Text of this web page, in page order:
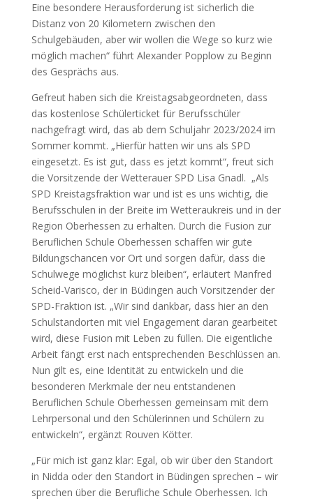
Eine besondere Herausforderung ist sicherlich die
Distanz von 20 Kilometern zwischen den
Schulgebäuden, aber wir wollen die Wege so kurz wie
möglich machen“ führt Alexander Popplow zu Beginn
des Gesprächs aus.
Gefreut haben sich die Kreistagsabgeordneten, dass
das kostenlose Schülerticket für Berufsschüler
nachgefragt wird, das ab dem Schuljahr 2023/2024 im
Sommer kommt. „Hierfür hatten wir uns als SPD
eingesetzt. Es ist gut, dass es jetzt kommt“, freut sich
die Vorsitzende der Wetterauer SPD Lisa Gnadl. „Als
SPD Kreistagsfraktion war und ist es uns wichtig, die
Berufsschulen in der Breite im Wetteraukreis und in der
Region Oberhessen zu erhalten. Durch die Fusion zur
Beruflichen Schule Oberhessen schaffen wir gute
Bildungschancen vor Ort und sorgen dafür, dass die
Schulwege möglichst kurz bleiben“, erläutert Manfred
Scheid-Varisco, der in Büdingen auch Vorsitzender der
SPD-Fraktion ist. „Wir sind dankbar, dass hier an den
Schulstandorten mit viel Engagement daran gearbeitet
wird, diese Fusion mit Leben zu füllen. Die eigentliche
Arbeit fängt erst nach entsprechenden Beschlüssen an.
Nun gilt es, eine Identität zu entwickeln und die
besonderen Merkmale der neu entstandenen
Beruflichen Schule Oberhessen gemeinsam mit dem
Lehrpersonal und den Schülerinnen und Schülern zu
entwickeln“, ergänzt Rouven Kötter.
„Für mich ist ganz klar: Egal, ob wir über den Standort
in Nidda oder den Standort in Büdingen sprechen – wir
sprechen über die Berufliche Schule Oberhessen. Ich